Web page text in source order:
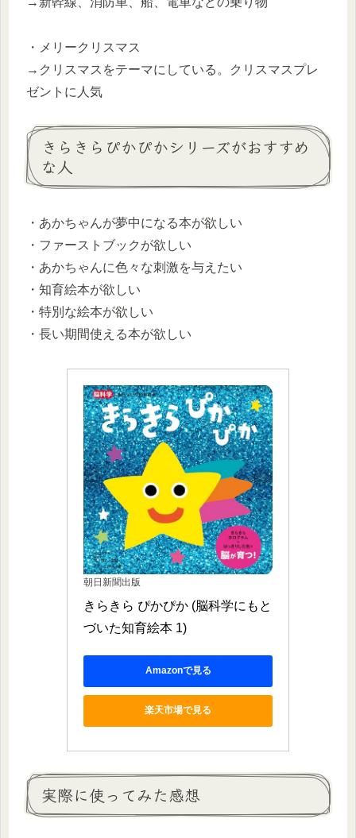
・ メリークリスマス
→クリスマスをテーマにしている。クリスマスプレ
ゼントに人気
きらきらぴかぴかシリーズがおすすめ
な人
・あかちゃんが夢中になる本が欲しい
・ファーストブックが欲しい
・あかちゃんに色々な刺激を与えたい
・知育絵本が欲しい
・特別な絵本が欲しい
・長い期間使える本が欲しい
朝日新聞出版
きらきら ぴかぴか (脳科学にもと
づいた知育絵本 1)
Amazonで見る
楽天市場で見る
実際に使ってみた感想